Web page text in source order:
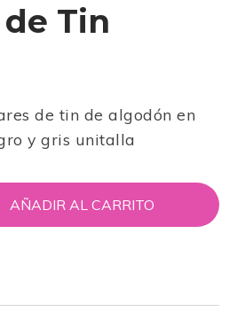
Tin
de tin de algodón en
y gris unitalla
AÑADIR AL CARRITO